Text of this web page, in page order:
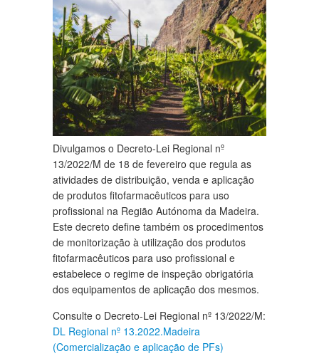
Divulgamos o Decreto-Lei Regional nº
13/2022/M de 18 de fevereiro que regula as
atividades de distribuição, venda e aplicação
de produtos fitofarmacêuticos para uso
profissional na Região Autónoma da Madeira.
Este decreto define também os procedimentos
de monitorização à utilização dos produtos
fitofarmacêuticos para uso profissional e
estabelece o regime de inspeção obrigatória
dos equipamentos de aplicação dos mesmos.
Consulte o Decreto-Lei Regional nº 13/2022/M:
DL Regional nº 13.2022.Madeira
(Comercialização e aplicação de PFs)